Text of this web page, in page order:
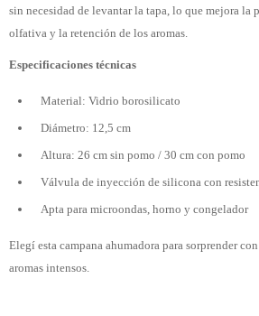
sin necesidad de levantar la tapa, lo que mejora la
olfativa y la retención de los aromas.
Especificaciones técnicas
Material: Vidrio borosilicato
Diámetro: 12,5 cm
Altura: 26 cm sin pomo / 30 cm con pomo
Válvula de inyección de silicona con
Apta para microondas, horno y congelador
Elegí esta campana ahumadora para sorprender
aromas intensos.